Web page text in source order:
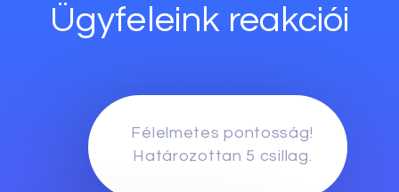
Ügyfeleink reakciói
Félelmetes pontosság!
Határozottan 5 csillag.